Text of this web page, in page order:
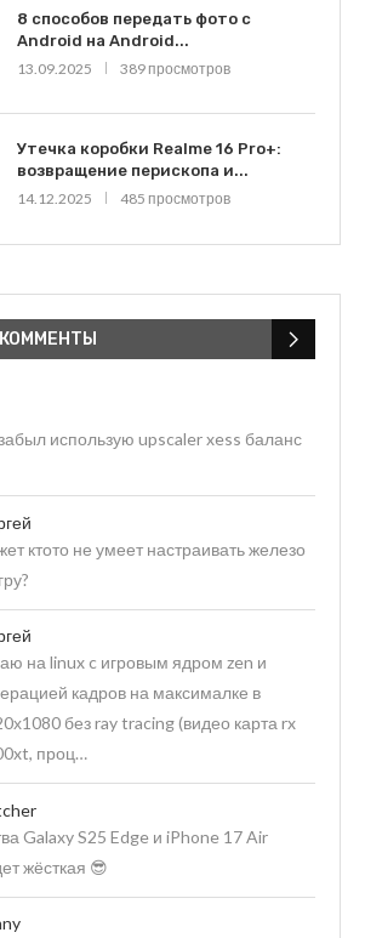
8 способов передать фото с
Android на Android...
13.09.2025
389 просмотров
Утечка коробки Realme 16 Pro+:
возвращение перископа и...
14.12.2025
485 просмотров
использую upscaler xess баланс
ктото не умеет настраивать железо
на linux c игровым ядром zen и
кадров на максималке в
без ray tracing (видео карта rx
проц…
Galaxy S25 Edge и iPhone 17 Air
жёсткая 😎